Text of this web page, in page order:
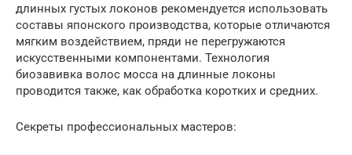
длинных густых локонов рекомендуется использовать
составы японского производства, которые отличаются
мягким воздействием, пряди не перегружаются
искусственными компонентами. Технология
биозавивка волос мосса на длинные локоны
проводится также, как обработка коротких и средних.
Секреты профессиональных мастеров: